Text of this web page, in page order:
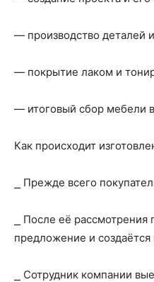
— производство деталей
— покрытие лаком и
— итоговый сбор мебели
Как происходит
⎯ Прежде всего
⎯ После её
предложение и создаётся
⎯ Сотрудник компании